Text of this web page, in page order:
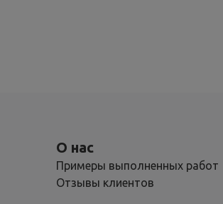
О нас
Примеры выполненных работ
Отзывы клиентов